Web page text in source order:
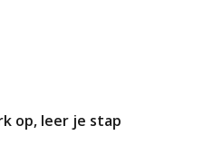
op, leer je stap